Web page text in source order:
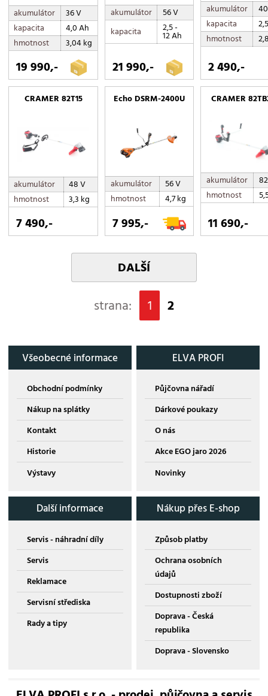
akumulátor
36 V
kapacita
4,0 Ah
hmotnost
3,04 kg
19 990,-
akumulátor
56 V
kapacita
2,5 -
12 Ah
21 990,-
akumulátor
kapacita
hmotnost
2 490,-
CRAMER 82T15
akumulátor
48 V
hmotnost
3,3 kg
7 490,-
Echo DSRM-2400U
akumulátor
56 V
hmotnost
4,7 kg
7 995,-
CRAMER
akumulátor
hmotnost
11 690,-
DALŠÍ
strana: 1 2
Všeobecné informace
Obchodní podmínky
Nákup na splátky
Kontakt
Historie
Výstavy
ELVA PROFI
Půjčovna nářadí
Dárkové poukazy
O nás
Akce EGO jaro 2026
Novinky
Další informace
Servis - náhradní díly
Servis
Reklamace
Servisní střediska
Rady a tipy
Nákup přes E-shop
Způsob platby
Ochrana osobních
údajů
Dostupnosti zboží
Doprava - Česká
republika
Doprava - Slovensko